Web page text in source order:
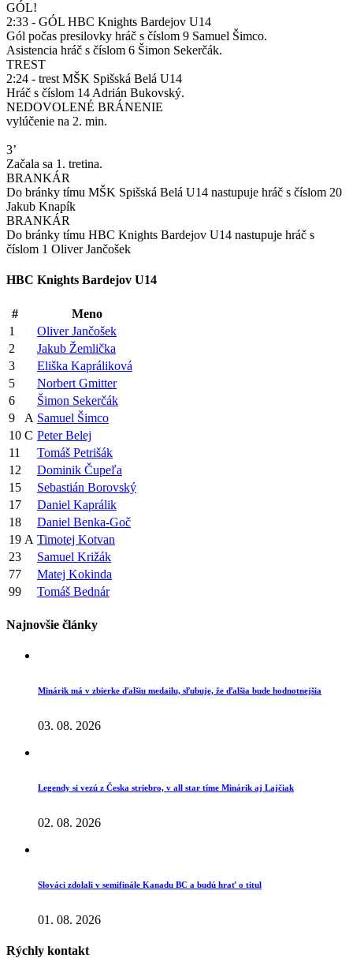
GÓL!
2:33 - GÓL HBC Knights Bardejov U14
Gól počas presilovky hráč s číslom 9 Samuel Šimco.
Asistencia hráč s číslom 6 Šimon Sekerčák.
TREST
2:24 - trest MŠK Spišská Belá U14
Hráč s číslom 14 Adrián Bukovský.
NEDOVOLENÉ BRÁNENIE
vylúčenie na 2. min.
3’
Začala sa 1. tretina.
BRANKÁR
Do bránky tímu MŠK Spišská Belá U14 nastupuje hráč s číslom 20
Jakub Knapík
BRANKÁR
Do bránky tímu HBC Knights Bardejov U14 nastupuje hráč s
číslom 1 Oliver Jančošek
HBC Knights Bardejov U14
#
Meno
1
Oliver Jančošek
2
Jakub Žemlička
3
Eliška Kapráliková
5
Norbert Gmitter
6
Šimon Sekerčák
9
A Samuel Šimco
10 C Peter Belej
11
Tomáš Petrišák
12
Dominik Čupeľa
15
Sebastián Borovský
17
Daniel Kaprálik
18
Daniel Benka-Goč
19 A Timotej Kotvan
23
Samuel Križák
77
Matej Kokinda
99
Tomáš Bednár
Najnovšie články
Minárik má v zbierke ďalšiu medailu, sľubuje, že ďalšia bude hodnotnejšia
03. 08. 2026
Legendy si vezú z Česka striebro, v all star tíme Minárik aj Lajčiak
02. 08. 2026
Slováci zdolali v semifinále Kanadu BC a budú hrať o titul
01. 08. 2026
Rýchly kontakt